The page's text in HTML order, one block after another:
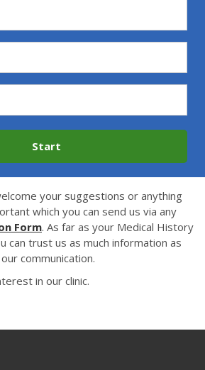
your suggestions or anything
which you can send us via any
Form. As far as your Medical History
can trust us as much information as
communication.
in our clinic.